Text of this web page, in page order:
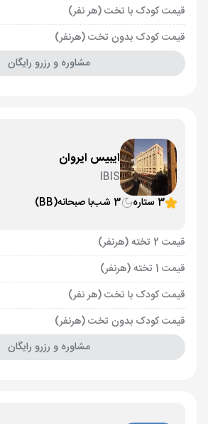
قیمت کودک با تخت (هر نفر)
قیمت کودک بدون تخت (هرنفر)
مشاوره و رزرو رایگان
ایبیس ایروان
IBIS
3 ستاره
3 شب با صبحانه(BB)
قیمت 2 تخته (هرنفر)
قیمت 1 تخته (هرنفر)
قیمت کودک با تخت (هر نفر)
قیمت کودک بدون تخت (هرنفر)
مشاوره و رزرو رایگان